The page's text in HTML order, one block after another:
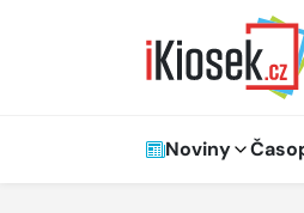
Hlavní navigace
Noviny